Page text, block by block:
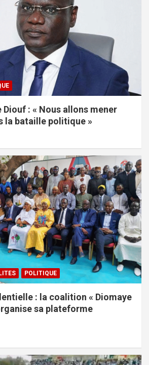
: « Nous allons mener
la bataille politique »
POLITIQUE
: la coalition « Diomaye
sa plateforme